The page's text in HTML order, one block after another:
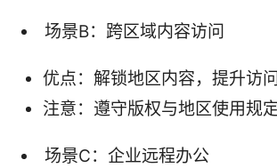
场景B：跨区域内容访问
优点：解锁地区内容，提升访
注意：遵守版权与地区使用规
场景C：企业远程办公